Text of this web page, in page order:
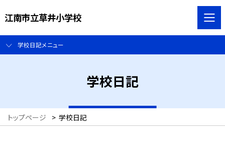
江南市立草井小学校
学校日記メニュー
学校日記
トップページ > 学校日記